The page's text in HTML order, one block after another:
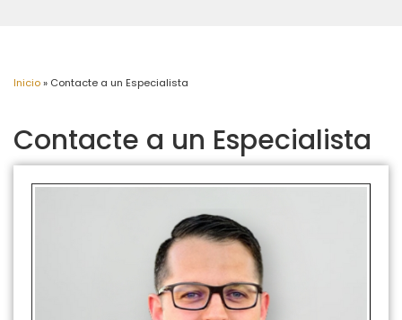
Inicio» Contacte a un Especialista
Contacte a un Especialista